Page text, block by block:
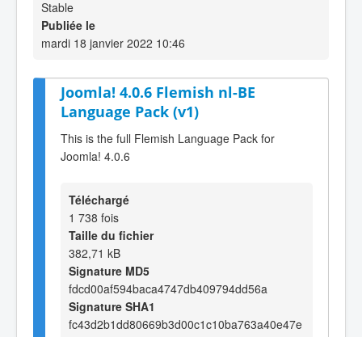
Stable
Publiée le
mardi 18 janvier 2022 10:46
Joomla! 4.0.6 Flemish nl-BE
Language Pack (v1)
This is the full Flemish Language Pack for
Joomla! 4.0.6
Téléchargé
1 738 fois
Taille du fichier
382,71 kB
Signature MD5
fdcd00af594baca4747db409794dd56a
Signature SHA1
fc43d2b1dd80669b3d00c1c10ba763a40e47e